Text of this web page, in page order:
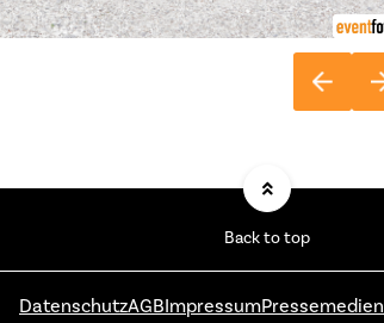
Back to top
DatenschutzAGBImpressumPressemedien